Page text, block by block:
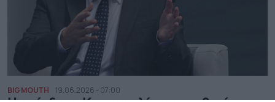
BIG MOUTH 19.06.2026 - 07:00